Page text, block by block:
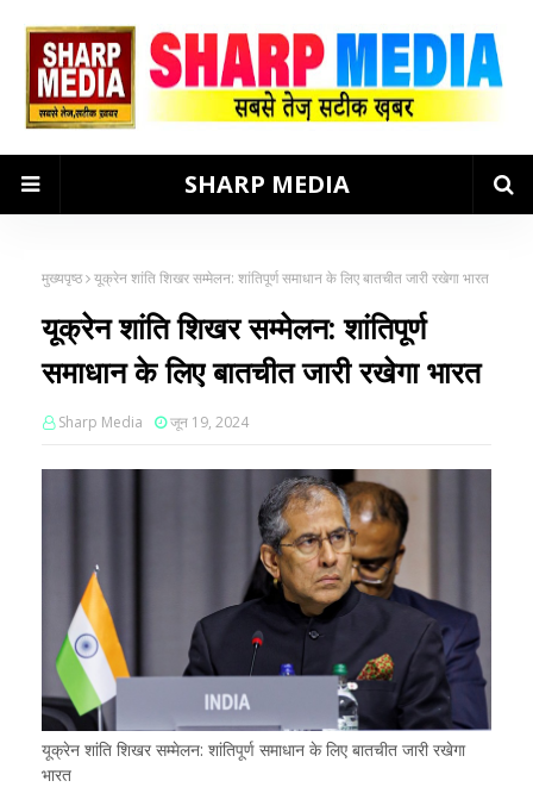
SHARP MEDIA
मुख्यपृष्ठ यूक्रेन शांति शिखर सम्मेलन: शांतिपूर्ण समाधान के लिए बातचीत जारी रखेगा भारत
यूक्रेन शांति शिखर सम्मेलन: शांतिपूर्ण
समाधान के लिए बातचीत जारी रखेगा भारत
Sharp Media जून 19, 2024
यूक्रेन शांति शिखर सम्मेलन: शांतिपूर्ण समाधान के लिए बातचीत जारी रखेगा
भारत